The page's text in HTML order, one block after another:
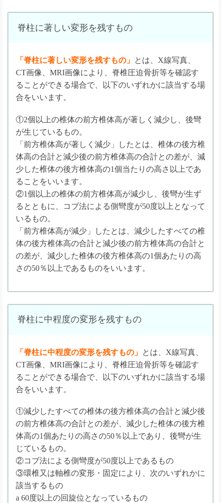
脊柱に著しい変形を残すもの
「脊柱に著しい変形を残すもの」 とは、X線写真、
CT画像、MRI画像により、脊椎圧迫骨折等を確認す
ることができる場合で、以下のいずれかに該当する場
合をいいます。
①2個以上の椎体の前方椎体高が著しく減少し、後彎
が生じているもの。
「前方椎体高が著しく減少」したとは、椎体の後方椎
体高の合計と減少後の前方椎体高の合計との差が、減
少した椎体の後方椎体高の1個当たりの高さ以上であ
ることをいいます。
②1個以上の椎体の前方椎体高が減少し、後彎が生ず
るとともに、コブ法による側彎度が50度以上となって
いるもの。
「前方椎体高が減少」したとは、減少したすべての椎
体の後方椎体高の合計と減少後の前方椎体高の合計と
の差が、減少した椎体の後方椎体高の1個あたりの高
さの50％以上であるものをいいます。
脊柱に中程度の変形を残すもの
「脊柱に中程度の変形を残すもの」 とは、X線写真、
CT画像、MRI画像により、脊椎圧迫骨折等を確認す
ることができる場合で、以下のいずれかに該当する場
合をいいます。
①減少したすべての椎体の後方椎体高の合計と減少後
の前方椎体高の合計との差が、減少した椎体の後方椎
体高の1個あたりの高さの50％以上であり、後彎が生
じているもの。
②コブ法による側彎度が50度以上であるもの
③環椎又は軸椎の変形・固定により、次のいずれかに
該当するもの
a 60度以上の回旋位となっているもの